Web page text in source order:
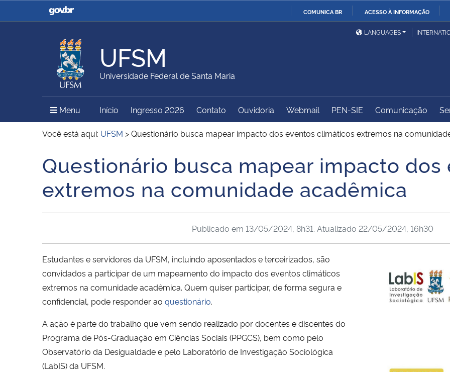
COMUNICA BR ACESSO À INFORMAÇÃO
Casa Civil
Ministério da Justiça e
Ministério da Defesa
Ministério das Relações
Exteriores
Ministério da Agricultura,
Pecuária e Abastecimento
Ministério da Educação
Ministério do Meio Ambiente Ministério do Turismo
Ministério do
Desenvolvimento Regional
Controladoria-Geral da
União
Secretaria de Governo
Gabinete de Segurança
Institucional
Advocacia-Geral da União Banco Central do Brasil
LANGUAGES
UFSM
Universidade Federal de Santa Maria
Menu Menu Principal do Sítio
Início Ingresso 2026 Contato Ouvidoria Webmail PEN-SIE Comunicação
Você está aqui: UFSM >Questionário busca mapear impacto dos eventos climáticos extremos na
Início do conteúdo
Questionário busca mapear impacto
extremos na comunidade acadêmica
Publicado em 13/05/2024, 8h31. Atualizado 22/05/2024, 16h30
Estudantes e servidores da UFSM, incluindo aposentados e terceirizados, são
convidados a participar de um mapeamento do impacto dos eventos climáticos
extremos na comunidade acadêmica. Quem quiser participar, de forma segura e
confidencial, pode responder ao questionário.
A ação é parte do trabalho que vem sendo realizado por docentes e discentes do
Programa de Pós-Graduação em Ciências Sociais (PPGCS), bem como pelo
Observatório da Desigualdade e pelo Laboratório de Investigação Sociológica
(LabIS) da UFSM.